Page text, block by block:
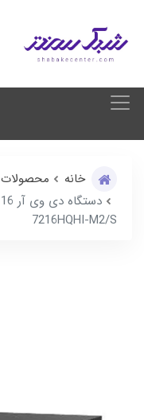
خانه محصولات
7216HQHI-M2/S